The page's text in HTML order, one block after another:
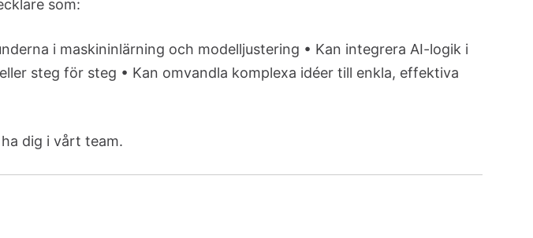
som:
i maskininlärning och modelljustering • Kan integrera AI-logik i
steg för steg • Kan omvandla komplexa idéer till enkla, effektiva
dig i vårt team.